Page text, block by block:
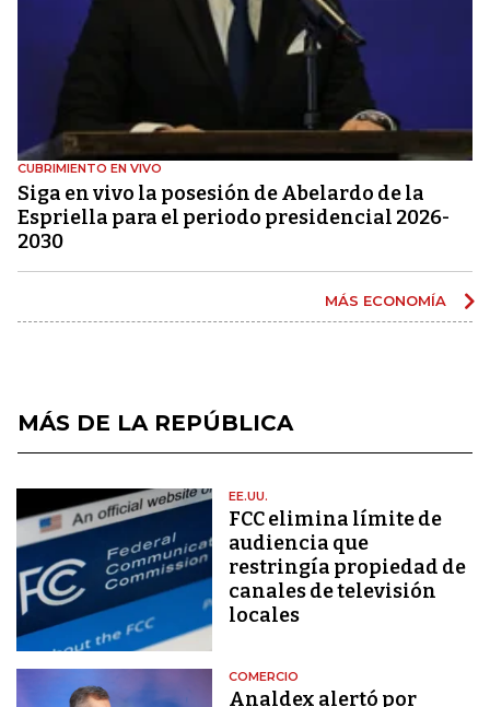
CUBRIMIENTO EN VIVO
Siga en vivo la posesión de Abelardo de la
Espriella para el periodo presidencial 2026-
2030
MÁS ECONOMÍA
MÁS DE LA REPÚBLICA
EE.UU.
FCC elimina límite de
audiencia que
restringía propiedad de
canales de televisión
locales
COMERCIO
Analdex alertó por